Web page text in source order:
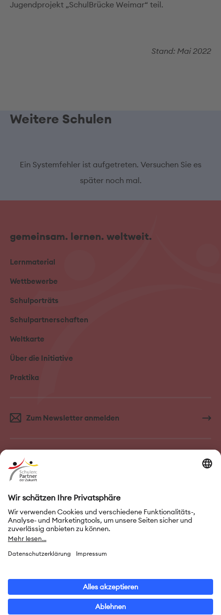
Jugendprojekt „SchulBrücke Weimar“ teil.
Stand: Mai 2022
Weitere Schulen
Ein Systemfehler ist aufgetreten. Versuchen Sie es
später noch mal.
gemeinsam. lernen. weltweit.
Lernmaterial
Wettbewerbe
Schulporträts
Schulpartnerschaften
Weltkarte
Über die Initiative
Praktika
Zum Newsletter anmelden
FAQ–Häufige Fragen Kontakt
Nutzungsbedingungen
Datenschutz
Privatsphäre-Einstellungen
Leichte Sprache
Erklärung zur Barrierefreiheit